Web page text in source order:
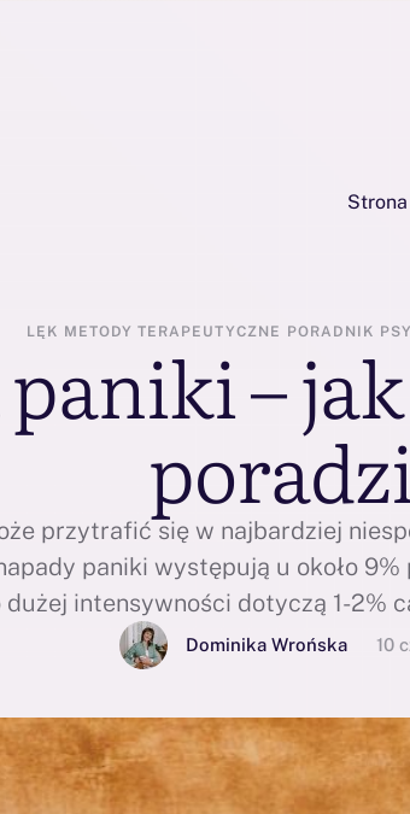
Strona
LĘK METODY TERAPEUTYCZNE PORADNIK
–
przytrafić się w najbardziej
paniki występują u około
intensywności dotyczą 1-2%
o dwóch typach osób. Jest on
nawracającymi atakami paniki i
Dominika Wrońska 10